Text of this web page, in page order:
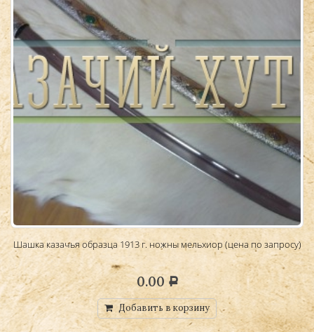
Шашка казачья образца 1913 г. ножны мельхиор (цена по запросу)
0.00 Р
Добавить в корзину